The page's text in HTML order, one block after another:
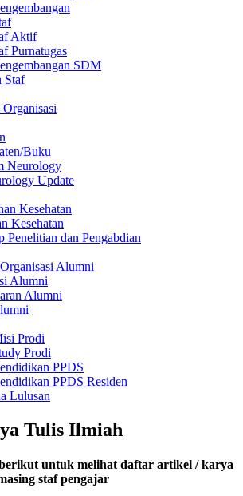
Aktif
Purnatugas
SDM
Staf
Buku
Neurology
Update
Kesehatan
Kesehatan
Penelitian dan Pengabdian
Alumni
Alumni
Alumni
Prodi
Prodi
PPDS
PPDS Residen
Lulusan
Tulis Ilmiah
untuk melihat daftar artikel / karya
staf pengajar